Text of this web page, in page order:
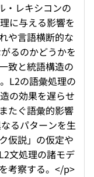
・レキシコンの
に与える影響を
や言語横断的な
るのかどうかを
致と統語構造の
L2の語彙処理の
の効果を遅らせ
たぐ語彙的影響
るパターンを生
仮説」の仮定や
文処理の諸モデ
考察する。</p>